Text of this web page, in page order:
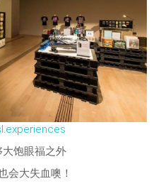
饱眼福之外
会大失血噢！